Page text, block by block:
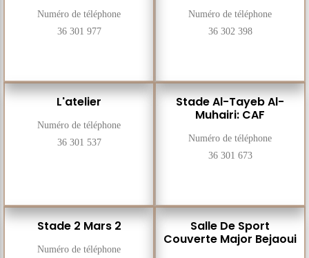
Numéro de téléphone
36 302 398
Numéro de téléphone
36 301 977
Stade Al-Tayeb Al-
Muhairi: CAF
Numéro de téléphone
36 301 673
L'atelier
Numéro de téléphone
36 301 537
Salle De Sport
Couverte Major Bejaoui
Stade 2 Mars 2
Numéro de téléphone